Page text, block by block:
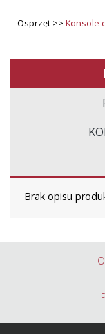
Osprzęt >> Konsole
Brak opisu